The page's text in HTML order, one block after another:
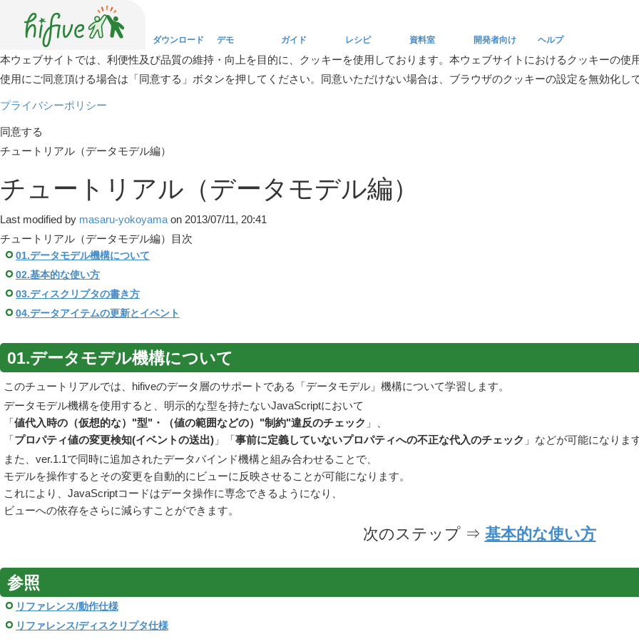
ダウンロード
Download
デモ
Demo
ガイド
Guide
レシピ
Recipe
資料室
Reference
開発者向け
Developers
ヘルプ
Help
本ウェブサイトでは、利便性及び品質の維持・向上を目的に、クッキーを使用しております。本ウェブサイトにおけるクッキーの
使用にご同意頂ける場合は「同意する」ボタンを押してください。同意いただけない場合は、ブラウザのクッキーの設定を無効化し
プライバシーポリシー
同意する
チュートリアル（データモデル編）
チュートリアル（データモデル編）
Last modified by masaru-yokoyama on 2013/07/11, 20:41
チュートリアル（データモデル編）目次
01.データモデル機構について
02.基本的な使い方
03.ディスクリプタの書き方
04.データアイテムの更新とイベント
01.データモデル機構について
このチュートリアルでは、hifiveのデータ層のサポートである「データモデル」機構について学習します。
データモデル機構を使用すると、明示的な型を持たないJavaScriptにおいて
「値代入時の（仮想的な）"型"・（値の範囲などの）"制約"違反のチェック 」、
「プロパティ値の変更検知(イベントの送出) 」「事前に定義していないプロパティへの不正な代入のチェック 」などが可能になりま
また、ver.1.1で同時に追加されたデータバインド機構と組み合わせることで、
モデルを操作するとその変更を自動的にビューに反映させることが可能になります。
これにより、JavaScriptコードはデータ操作に専念できるようになり、
ビューへの依存をさらに減らすことができます。
次のステップ ⇒ 基本的な使い方
参照
リファレンス/動作仕様
リファレンス/ディスクリプタ仕様